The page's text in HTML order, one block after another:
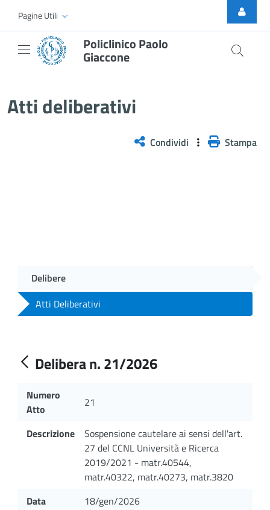
Skip to Main Content
Pagine Utili
Policlinico Paolo
Giaccone
Atti deliberativi
Condividi Stampa
Delibere
Atti Deliberativi
Delibera n. 21/2026
Numero
Atto
21
Descrizione
Sospensione cautelare ai sensi dell'art.
27 del CCNL Università e Ricerca
2019/2021 - matr.40544,
matr.40322, matr.40273, matr.3820
Data
18/gen/2026